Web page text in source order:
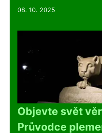
08. 10. 2025
Objevte svět
Průvodce